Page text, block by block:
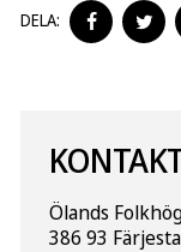
DELA:
DELA
PÅ
PÅ
Ölands
386 93